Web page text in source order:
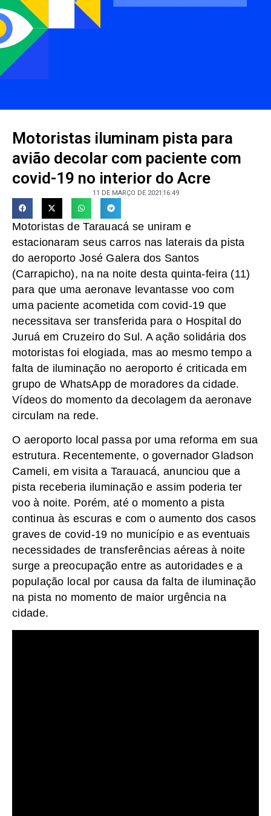
Motoristas iluminam pista para
avião decolar com paciente com
covid-19 no interior do Acre
11 DE MARÇO DE 2021 16:49
Motoristas de Tarauacá se uniram e
estacionaram seus carros nas laterais da pista
do aeroporto José Galera dos Santos
(Carrapicho), na na noite desta quinta-feira (11)
para que uma aeronave levantasse voo com
uma paciente acometida com covid-19 que
necessitava ser transferida para o Hospital do
Juruá em Cruzeiro do Sul. A ação solidária dos
motoristas foi elogiada, mas ao mesmo tempo a
falta de iluminação no aeroporto é criticada em
grupo de WhatsApp de moradores da cidade.
Vídeos do momento da decolagem da aeronave
circulam na rede.
O aeroporto local passa por uma reforma em sua
estrutura. Recentemente, o governador Gladson
Cameli, em visita a Tarauacá, anunciou que a
pista receberia iluminação e assim poderia ter
voo à noite. Porém, até o momento a pista
continua às escuras e com o aumento dos casos
graves de covid-19 no município e as eventuais
necessidades de transferências aéreas à noite
surge a preocupação entre as autoridades e a
população local por causa da falta de iluminação
na pista no momento de maior urgência na
cidade.